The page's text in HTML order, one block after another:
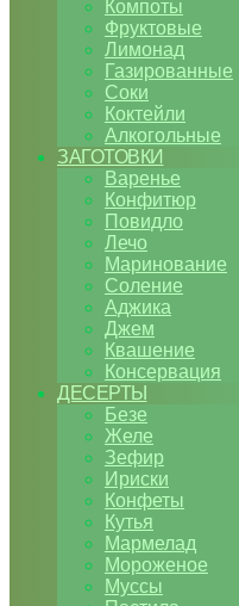
Компоты
Фруктовые
Лимонад
Газированные
Соки
Коктейли
Алкогольные
ЗАГОТОВКИ
Варенье
Конфитюр
Повидло
Лечо
Маринование
Соление
Аджика
Джем
Квашение
Консервация
ДЕСЕРТЫ
Безе
Желе
Зефир
Ириски
Конфеты
Кутья
Мармелад
Мороженое
Муссы